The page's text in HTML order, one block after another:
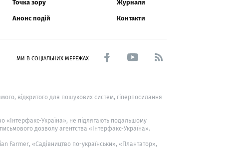
Точка зору
Анонс подій
Журнали
Контакти
МИ В СОЦІАЛЬНИХ МЕРЕЖАХ
відкритого для пошукових систем, гіперпосилання
«Інтерфакс-Україна», не підлягають подальшому
дозволу агентства «Інтерфакс-Україна».
Farmer, «Садівництво по-українськи», «Плантатор»,